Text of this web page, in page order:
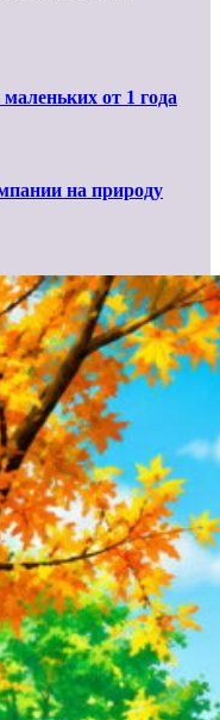
от 1 года
на природу